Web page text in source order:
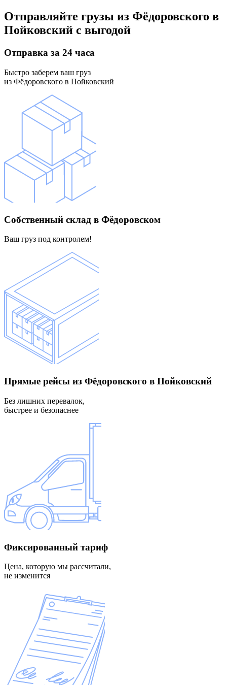
Отправляйте грузы из Фёдоровского в
Пойковский с выгодой
Отправка за 24 часа
Быстро заберем ваш груз
из Фёдоровского в Пойковский
Собственный склад в Фёдоровском
Ваш груз под контролем!
Прямые рейсы из Фёдоровского в Пойковский
Без лишних перевалок,
быстрее и безопаснее
Фиксированный тариф
Цена, которую мы рассчитали,
не изменится